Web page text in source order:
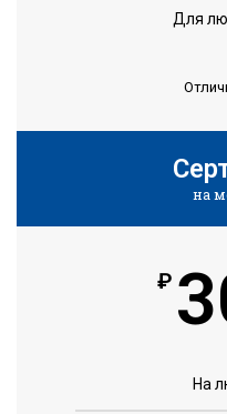
Для
на
₽
На